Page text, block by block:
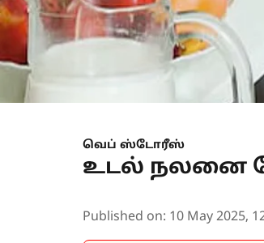
வெப் ஸ்டோரீஸ்
உடல் நலனை
Published on: 10 May 2025,